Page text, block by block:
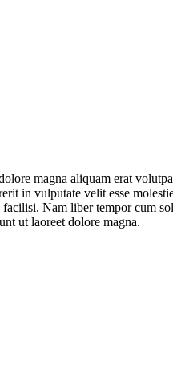
magna aliquam erat
in vulputate velit esse
Nam liber tempor cum
ut laoreet dolore magna.